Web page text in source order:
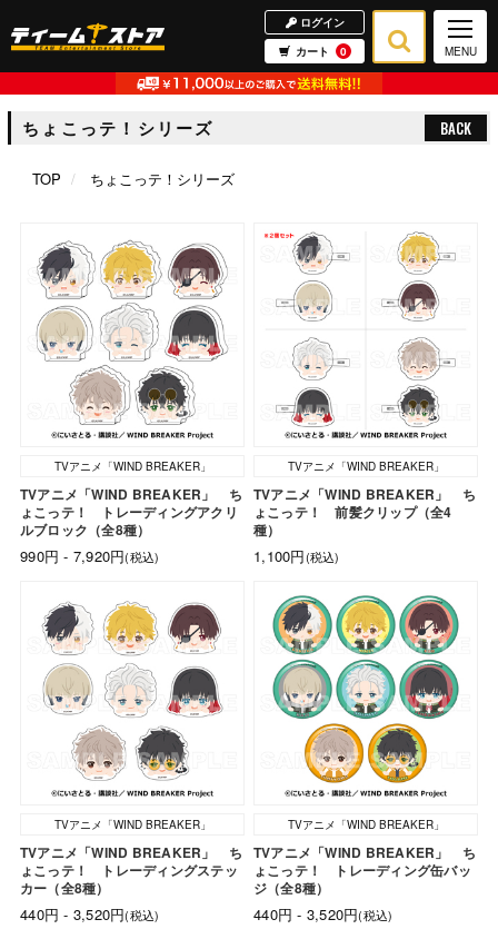
ログイン
カート
0 MENU
ちょこっテ！シリーズ BACK
TOP ちょこっテ！シリーズ
TVアニメ「WIND BREAKER」
TVアニメ「WIND BREAKER」 ち
ょこっテ！ トレーディングアクリ
ルブロック（全8種）
990円 - 7,920円(税込)
TVアニメ「WIND BREAKER」
TVアニメ「WIND BREAKER」 ち
ょこっテ！ 前髪クリップ（全4
種）
1,100円(税込)
TVアニメ「WIND BREAKER」
TVアニメ「WIND BREAKER」 ち
ょこっテ！ トレーディングステッ
カー（全8種）
440円 - 3,520円(税込)
TVアニメ「WIND BREAKER」
TVアニメ「WIND BREAKER」 ち
ょこっテ！ トレーディング缶バッ
ジ（全8種）
440円 - 3,520円(税込)